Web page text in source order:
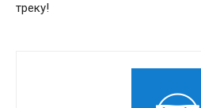
треку!